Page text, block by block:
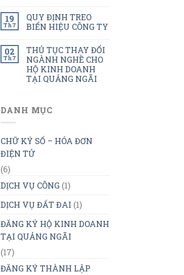
19
Th7
QUY ĐỊNH TREO
BIỂN HIỆU CÔNG TY
02
Th7
THỦ TỤC THAY ĐỔI
NGÀNH NGHỀ CHO
HỘ KINH DOANH
TẠI QUẢNG NGÃI
DANH MỤC
CHỮ KÝ SỐ – HÓA ĐƠN
ĐIỆN TỬ
(6)
DỊCH VỤ CÔNG (1)
DỊCH VỤ ĐẤT ĐAI (1)
ĐĂNG KÝ HỘ KINH DOANH
TẠI QUẢNG NGÃI
(17)
ĐĂNG KÝ THÀNH LẬP